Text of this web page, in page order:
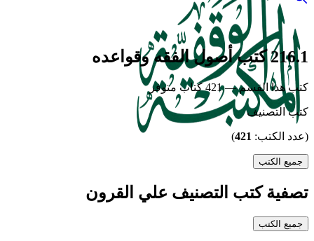
216.1 كتب أصول الفقه وقواعده
كتب هذا القسم — 421 كتاب متوفر
كتب التصنيف
(عدد الكتب: 421
)
جميع الكتب
تصفية كتب التصنيف علي القرون
جميع الكتب